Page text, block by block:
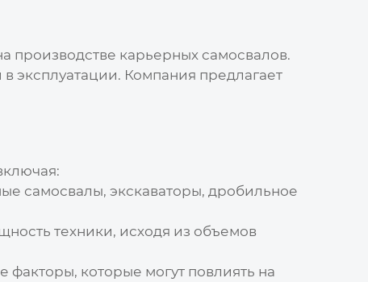
производстве карьерных самосвалов.
эксплуатации. Компания предлагает
самосвалы, экскаваторы, дробильное
техники, исходя из объемов
факторы, которые могут повлиять на